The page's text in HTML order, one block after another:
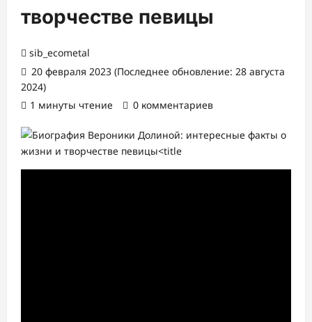
творчестве певицы
sib_ecometal
20 февраля 2023 (Последнее обновление: 28 августа
2024)
1 минуты чтение
0 комментариев